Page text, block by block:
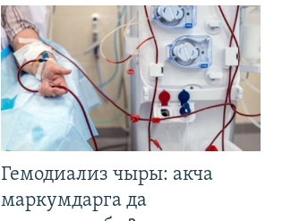
Гемодиализ чыры: акча
маркумдарга да